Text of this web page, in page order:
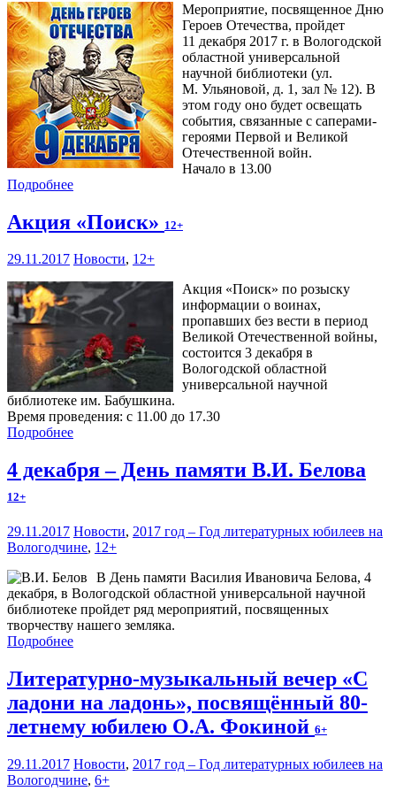
Мероприятие, посвященное Дню
Героев Отечества, пройдет
11 декабря 2017 г. в Вологодской
областной универсальной
научной библиотеки (ул.
М. Ульяновой, д. 1, зал № 12). В
этом году оно будет освещать
события, связанные с саперами-
героями Первой и Великой
Отечественной войн.
Начало в 13.00
Подробнее
Акция «Поиск» 12+
29.11.2017 Новости, 12+
Акция «Поиск» по розыску
информации о воинах,
пропавших без вести в период
Великой Отечественной войны,
состоится 3 декабря в
Вологодской областной
универсальной научной
библиотеке им. Бабушкина.
Время проведения: с 11.00 до 17.30
Подробнее
4 декабря – День памяти В.И. Белова
12+
29.11.2017 Новости, 2017 год – Год литературных юбилеев на
Вологодчине, 12+
В День памяти Василия Ивановича Белова, 4
декабря, в Вологодской областной универсальной научной
библиотеке пройдет ряд мероприятий, посвященных
творчеству нашего земляка.
Подробнее
Литературно-музыкальный вечер «С
ладони на ладонь», посвящённый 80-
летнему юбилею О.А. Фокиной 6+
29.11.2017 Новости, 2017 год – Год литературных юбилеев на
Вологодчине, 6+